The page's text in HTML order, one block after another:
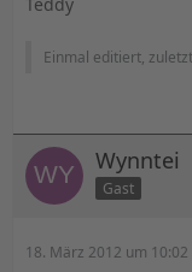
Einmal editiert,
Wynntei
Gast
18. März 2012 um 10:02